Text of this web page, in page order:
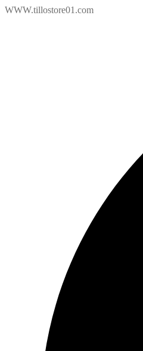
WWW.tillostore01.com